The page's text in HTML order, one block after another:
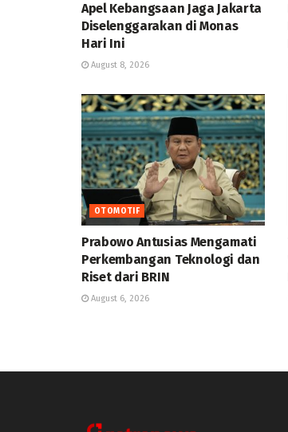
Apel Kebangsaan Jaga Jakarta
Diselenggarakan di Monas
Hari Ini
August 8, 2026
OTOMOTIF
Prabowo Antusias Mengamati
Perkembangan Teknologi dan
Riset dari BRIN
August 6, 2026